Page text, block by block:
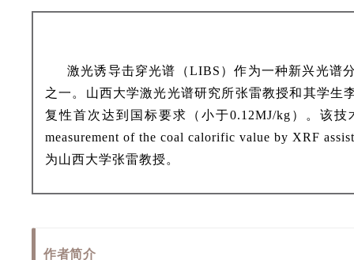
激光诱导击穿光谱（LIBS）作为一种新兴光谱
之一。山西大学激光光谱研究所张雷教授和其学生
复性首次达到国标要求（小于0.12MJ/kg）。该
measurement of the coal calorific value by XRF
为山西大学张雷教授。
作者简介